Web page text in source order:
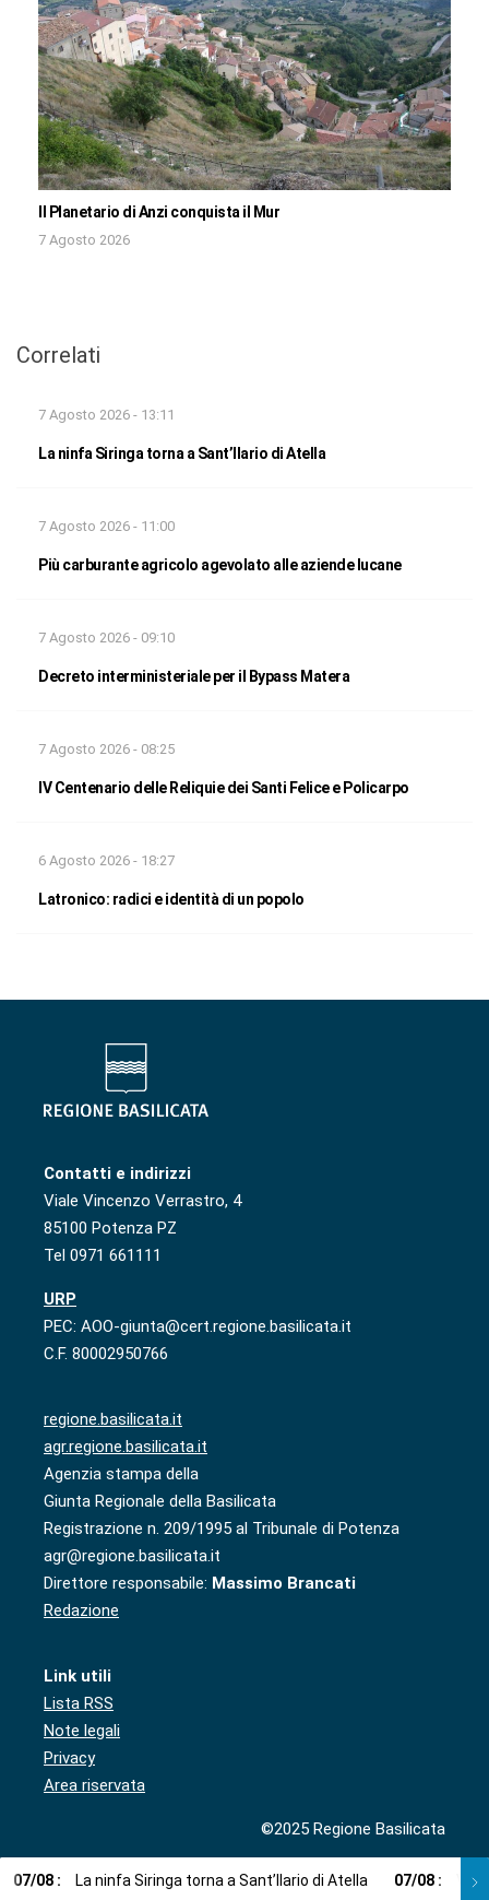
Il Planetario di Anzi conquista il Mur
7 Agosto 2026
Correlati
7 Agosto 2026 - 13:11
La ninfa Siringa torna a Sant’Ilario di Atella
7 Agosto 2026 - 11:00
Più carburante agricolo agevolato alle aziende lucane
7 Agosto 2026 - 09:10
Decreto interministeriale per il Bypass Matera
7 Agosto 2026 - 08:25
IV Centenario delle Reliquie dei Santi Felice e Policarpo
6 Agosto 2026 - 18:27
Latronico: radici e identità di un popolo
Contatti e indirizzi
Viale Vincenzo Verrastro, 4
85100 Potenza PZ
Tel 0971 661111
URP
PEC: AOO-giunta@cert.regione.basilicata.it
C.F. 80002950766
regione.basilicata.it
agr.regione.basilicata.it
Agenzia stampa della
Giunta Regionale della Basilicata
Registrazione n. 209/1995 al Tribunale di Potenza
agr@regione.basilicata.it
Direttore responsabile: Massimo Brancati
Redazione
Link utili
Lista RSS
Note legali
Privacy
Area riservata
©2025 Regione Basilicata
07/08 : La ninfa Siringa torna a Sant’Ilario di Atella 07/08 :